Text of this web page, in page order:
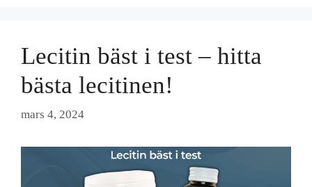
Lecitin bäst i test – hitta
bästa lecitinen!
mars 4, 2024